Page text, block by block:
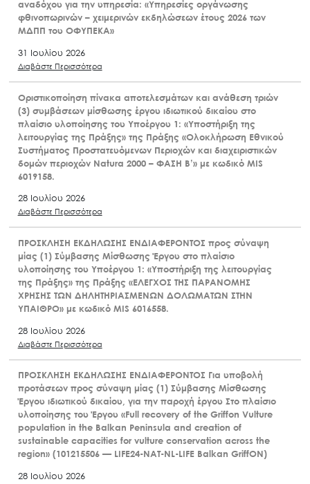
αναδόχου για την υπηρεσία: «Υπηρεσίες οργάνωσης
φθινοπωρινών – χειμερινών εκδηλώσεων έτους 2026 των
ΜΔΠΠ του ΟΦΥΠΕΚΑ»
31 Ιουλίου 2026
Διαβάστε Περισσότερα
Οριστικοποίηση πίνακα αποτελεσμάτων και ανάθεση τριών
(3) συμβάσεων μίσθωσης έργου ιδιωτικού δικαίου στο
πλαίσιο υλοποίησης του Υποέργου 1: «Υποστήριξη της
λειτουργίας της Πράξης» της Πράξης «Ολοκλήρωση Εθνικού
Συστήματος Προστατευόμενων Περιοχών και διαχειριστικών
δομών περιοχών Natura 2000 – ΦΑΣΗ Β’» με κωδικό MIS
6019158.
28 Ιουλίου 2026
Διαβάστε Περισσότερα
ΠΡΟΣΚΛΗΣΗ ΕΚΔΗΛΩΣΗΣ ΕΝΔΙΑΦΕΡΟΝΤΟΣ προς σύναψη
μίας (1) Σύμβασης Μίσθωσης Έργου στο πλαίσιο
υλοποίησης του Υποέργου 1: «Υποστήριξη της λειτουργίας
της Πράξης» της Πράξης «ΕΛΕΓΧΟΣ ΤΗΣ ΠΑΡΑΝΟΜΗΣ
ΧΡΗΣΗΣ ΤΩΝ ΔΗΛΗΤΗΡΙΑΣΜΕΝΩΝ ΔΟΛΩΜΑΤΩΝ ΣΤΗΝ
ΥΠΑΙΘΡΟ» με κωδικό MIS 6016558.
28 Ιουλίου 2026
Διαβάστε Περισσότερα
ΠΡΟΣΚΛΗΣΗ ΕΚΔΗΛΩΣΗΣ ΕΝΔΙΑΦΕΡΟΝΤΟΣ Για υποβολή
προτάσεων προς σύναψη μίας (1) Σύμβασης Μίσθωσης
Έργου ιδιωτικού δικαίου, για την παροχή έργου Στο πλαίσιο
υλοποίησης του Έργου «Full recovery of the Griffon Vulture
population in the Balkan Peninsula and creation of
sustainable capacities for vulture conservation across the
region» (101215506 — LIFE24-NAT-NL-LIFE Balkan GriffON)
28 Ιουλίου 2026